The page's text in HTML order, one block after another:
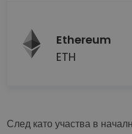
Ethereum
ETH
След като участва в